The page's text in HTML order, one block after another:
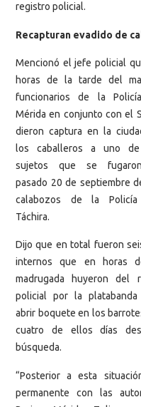
registro policial.
Recapturan evadido de
Mencionó el jefe policial
horas de la tarde del
funcionarios de la
Mérida en conjunto con el
dieron captura en la
los caballeros a uno
sujetos que se
pasado 20 de septiembre
calabozos de la
Táchira.
Dijo que en total fueron
internos que en horas
madrugada huyeron del
policial por la
abrir boquete en los
cuatro de ellos días
búsqueda.
“Posterior a esta
permanente con las